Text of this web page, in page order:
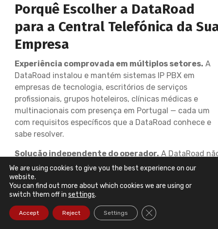
Porquê Escolher a DataRoad
para a Central Telefónica da
Empresa
Experiência comprovada em múltiplos setores. A
DataRoad instalou e mantém sistemas IP PBX em
empresas de tecnologia, escritórios de serviços
profissionais, grupos hoteleiros, clínicas médicas e
multinacionais com presença em Portugal — cada um
com requisitos específicos que a DataRoad conhece e
sabe resolver.
Solução independente do operador. A DataRoad
está amarrada a nenhum operador de
— escolhemos o provedor VoIP que oferece as melhores
condições para o perfil de utilização de cada cliente, e
podemos migrar de operador sem substituir a central.
Integração total com a infraestrutura IT
We are using cookies to give you the best experience on our
website.
You can find out more about which cookies we are using or
switch them off in settings.
Accept Reject Settings Close GDPR Cookie